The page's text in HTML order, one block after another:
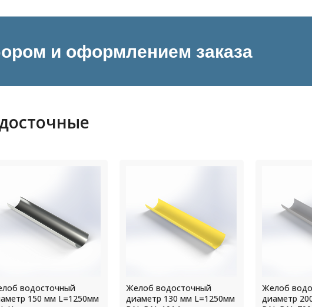
и оформлением заказа
водосточный
130 мм L=1250мм
Желоб водосточный
диаметр 200 мм L=1250мм
Желоб
диаметр